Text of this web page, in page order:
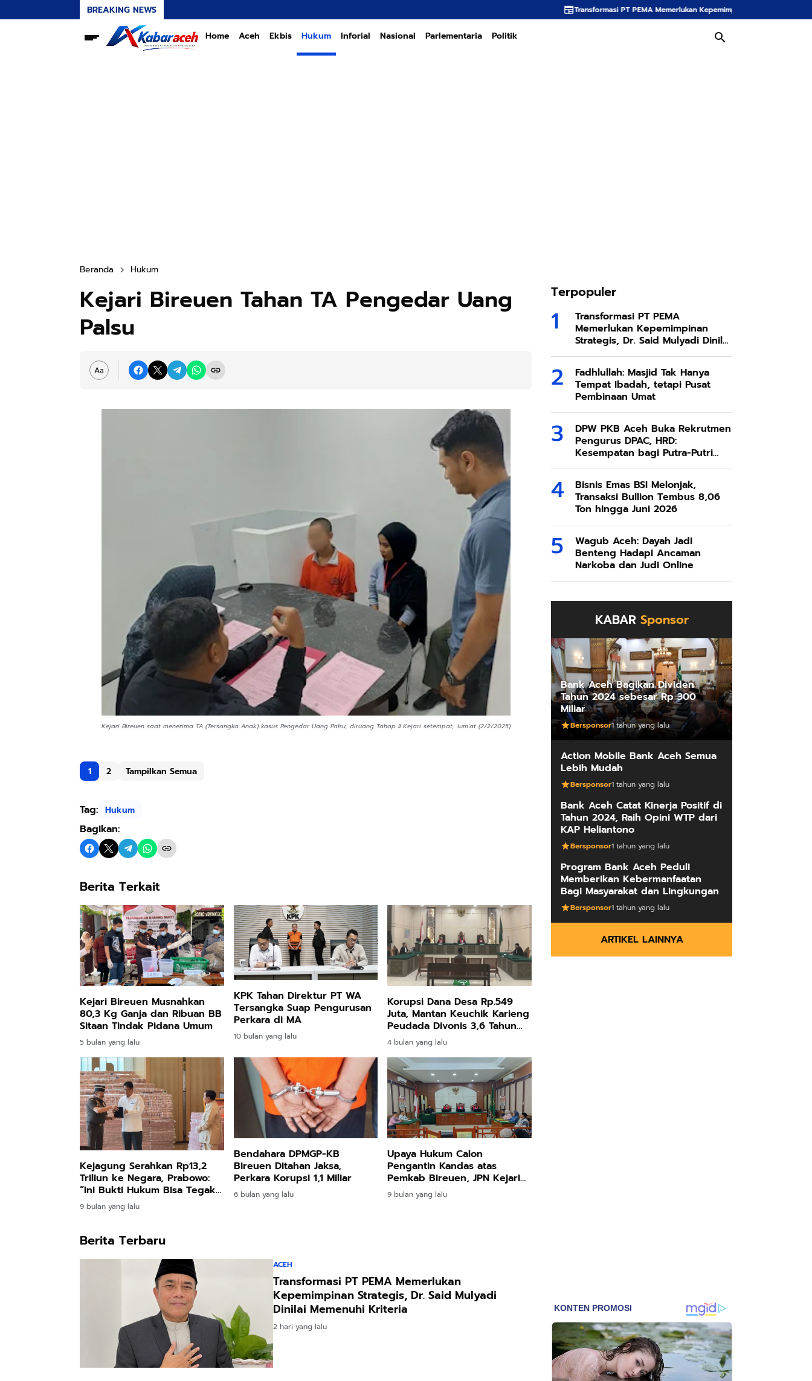
BREAKING NEWS Transformasi PT PEMA Memerlukan Kepemimpinan Strategis, Dr. Said Mulyadi
Home Aceh Ekbis Hukum Inforial Nasional Parlementaria Politik
Beranda Hukum
Kejari Bireuen Tahan TA Pengedar Uang
Palsu
Kejari Bireuen saat menerima TA (Tersangka Anak) kasus Pengedar Uang Palsu, diruang Tahap II Kejari setempat, Jum'at (2/2/2025)
1 2 Tampilkan Semua
Tag: Hukum
Bagikan:
Berita Terkait
Kejari Bireuen Musnahkan
80,3 Kg Ganja dan Ribuan BB
Sitaan Tindak Pidana Umum
5 bulan yang lalu
KPK Tahan Direktur PT WA
Tersangka Suap Pengurusan
Perkara di MA
10 bulan yang lalu
Korupsi Dana Desa Rp.549
Juta, Mantan Keuchik Karieng
Peudada Divonis 3,6 Tahun
Penjara
4 bulan yang lalu
Kejagung Serahkan Rp13,2
Triliun ke Negara, Prabowo:
“Ini Bukti Hukum Bisa Tegak
dan Uang Rakyat Kembali
9 bulan yang lalu
Bendahara DPMGP-KB
Bireuen Ditahan Jaksa,
Perkara Korupsi 1,1 Miliar
6 bulan yang lalu
Upaya Hukum Calon
Pengantin Kandas atas
Pemkab Bireuen, JPN Kejari
Menang Gugatan
9 bulan yang lalu
Berita Terbaru
ACEH
Transformasi PT PEMA Memerlukan
Kepemimpinan Strategis, Dr. Said Mulyadi
Dinilai Memenuhi Kriteria
2 hari yang lalu
Terpopuler
Transformasi PT PEMA
Memerlukan Kepemimpinan
Strategis, Dr. Said Mulyadi Dinilai
Memenuhi Kriteria
Fadhlullah: Masjid Tak Hanya
Tempat Ibadah, tetapi Pusat
Pembinaan Umat
DPW PKB Aceh Buka Rekrutmen
Pengurus DPAC, HRD:
Kesempatan bagi Putra-Putri
Terbaik Aceh
Bisnis Emas BSI Melonjak,
Transaksi Bullion Tembus 8,06
Ton hingga Juni 2026
Wagub Aceh: Dayah Jadi
Benteng Hadapi Ancaman
Narkoba dan Judi Online
KABAR Sponsor
Bank Aceh Bagikan Dividen
Tahun 2024 sebesar Rp 300
Miliar
Bersponsor1 tahun yang lalu
Action Mobile Bank Aceh Semua
Lebih Mudah
Bersponsor1 tahun yang lalu
Bank Aceh Catat Kinerja Positif di
Tahun 2024, Raih Opini WTP dari
KAP Heliantono
Bersponsor1 tahun yang lalu
Program Bank Aceh Peduli
Memberikan Kebermanfaatan
Bagi Masyarakat dan Lingkungan
Bersponsor1 tahun yang lalu
ARTIKEL LAINNYA